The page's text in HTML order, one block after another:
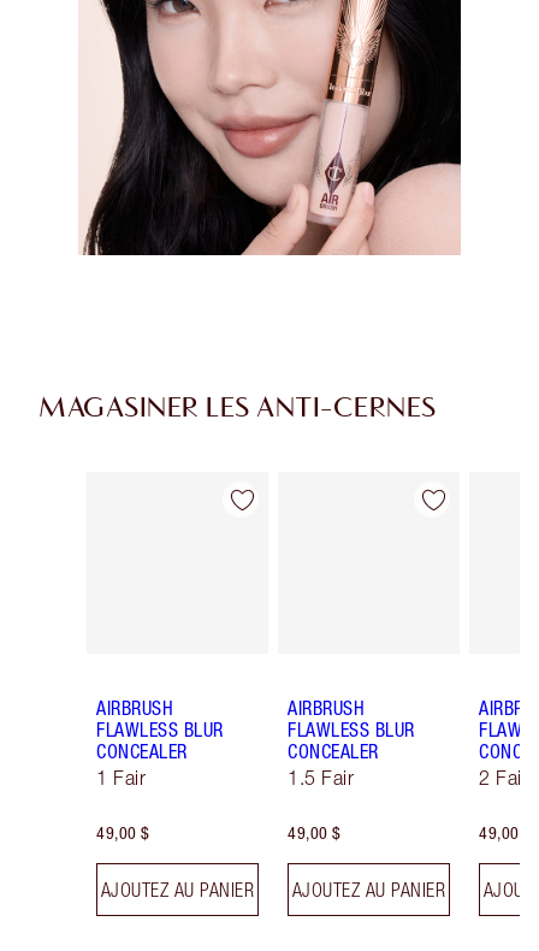
MAGASINER LES ANTI-CERNES
Article 1 sur 91
AIRBRUSH
FLAWLESS BLUR
CONCEALER
1 Fair
49,00 $
AJOUTEZ AU PANIER
Article 2 sur 91
AIRBRUSH
FLAWLESS BLUR
CONCEALER
1.5 Fair
49,00 $
AJOUTEZ AU PANIER
2 Fair
49,00 $